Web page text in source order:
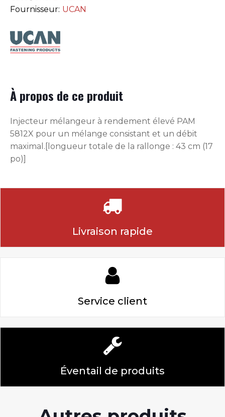
Fournisseur: UCAN
À propos de ce produit
Injecteur mélangeur à rendement élevé PAM
5812X pour un mélange consistant et un débit
maximal.[longueur totale de la rallonge : 43 cm (17
po)]
Livraison rapide
Service client
Éventail de produits